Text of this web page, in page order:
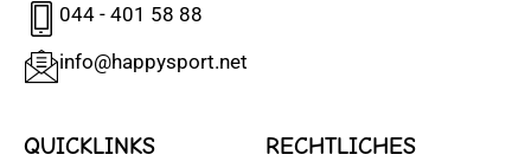
044 - 401 58 88
info@happysport.net
QUICKLINKS RECHTLICHES